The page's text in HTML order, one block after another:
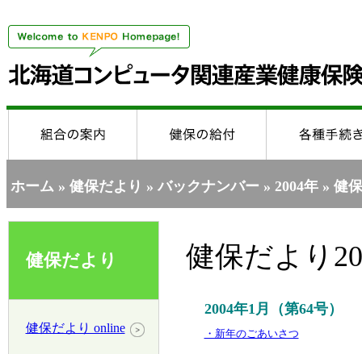
ホーム» 健保だより » バックナンバー » 2004年» 健
健保だより
健保だより online
健保だより
2004年1月（第64号）
・新年のごあいさつ